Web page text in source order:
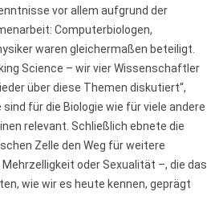
vor allem aufgrund der
Computerbiologen,
waren gleichermaßen beteiligt.
Science – wir vier Wissenschaftler
über diese Themen diskutiert“,
für die Biologie wie für viele andere
relevant. Schließlich ebnete die
Zelle den Weg für weitere
oder Sexualität –, die das
wie wir es heute kennen, geprägt